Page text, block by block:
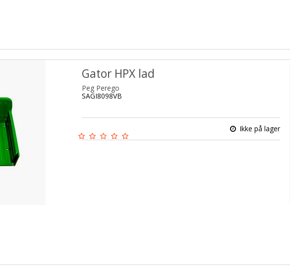
Gator HPX lad
Peg Perego
SAGI8098VB
Ikke på lager